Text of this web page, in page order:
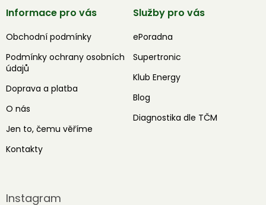
Informace pro vás
Obchodní podmínky
Podmínky ochrany osobních
údajů
Doprava a platba
O nás
Jen to, čemu věříme
Kontakty
Služby pro vás
ePoradna
Supertronic
Klub Energy
Blog
Diagnostika dle TČM
Instagram